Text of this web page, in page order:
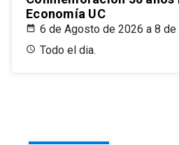
Economía UC
6 de Agosto de 2026 a 8
Todo el dia.